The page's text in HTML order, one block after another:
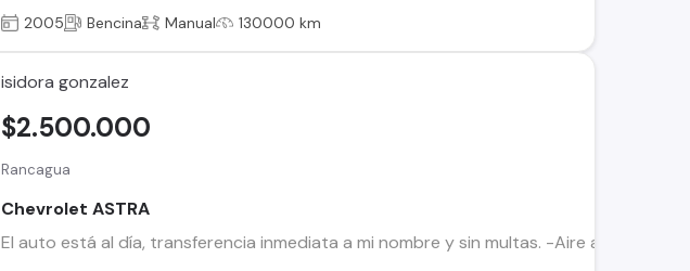
2005 Bencina Manual 130000 km
isidora gonzalez
Rancagua
Chevrolet ASTRA
El auto está al día, transferencia inmediata a mi nombre y sin multas. -Aire
$2.500.000